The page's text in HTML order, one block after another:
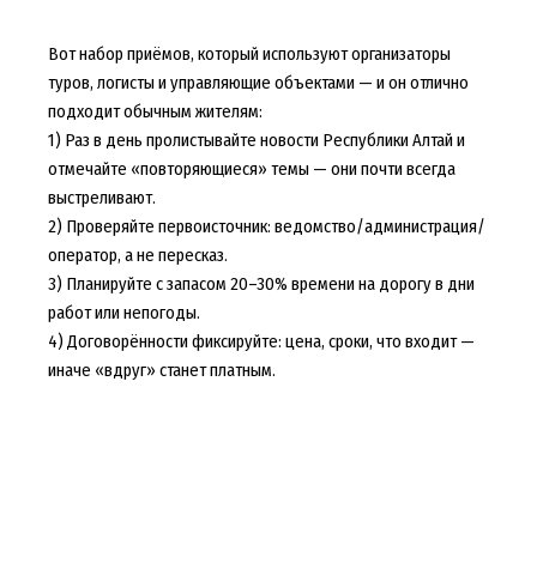
Вот набор приёмов, который используют организаторы
туров, логисты и управляющие объектами — и он отлично
подходит обычным жителям:
1) Раз в день пролистывайте новости Республики Алтай и
отмечайте «повторяющиеся» темы — они почти всегда
выстреливают.
2) Проверяйте первоисточник: ведомство/администрация/
оператор, а не пересказ.
3) Планируйте с запасом 20–30% времени на дорогу в дни
работ или непогоды.
4) Договорённости фиксируйте: цена, сроки, что входит —
иначе «вдруг» станет платным.